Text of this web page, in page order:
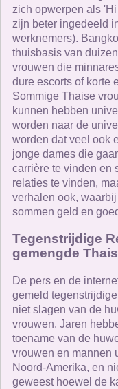
zich opwerpen als
zijn beter ingedeeld
werknemers).
thuisbasis van
vrouwen die
dure escorts of korte
Sommige Thaise
kunnen hebben
worden naar de
worden dat veel ook
jonge dames die
carrière te vinden en
relaties te vinden,
verhalen ook,
sommen geld en
Tegenstrijdige
gemengde
De pers en de
gemeld
niet slagen van de
vrouwen. Jaren
toename van de
vrouwen en mannen
Noord-Amerika, en
geweest hoewel de